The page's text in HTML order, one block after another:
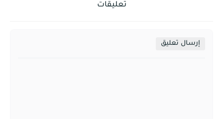
تعليقات
إرسال تعليق